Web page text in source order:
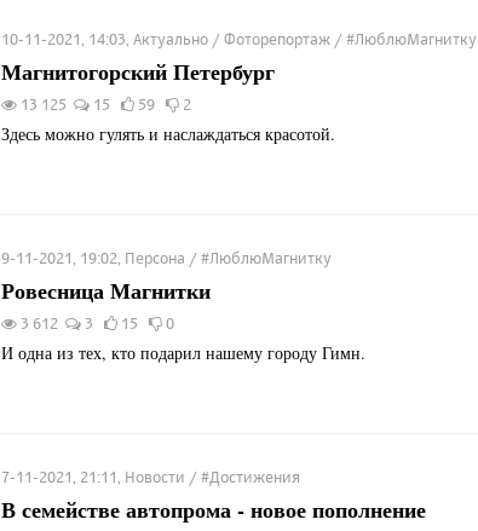
10-11-2021, 14:03, Актуально / Фоторепортаж / #ЛюблюМагнитку
Магнитогорский Петербург
13 125 15 59 2
Здесь можно гулять и наслаждаться красотой.
9-11-2021, 19:02, Персона / #ЛюблюМагнитку
Ровесница Магнитки
3 612 3 15 0
И одна из тех, кто подарил нашему городу Гимн.
7-11-2021, 21:11, Новости / #Достижения
В семействе автопрома - новое пополнение